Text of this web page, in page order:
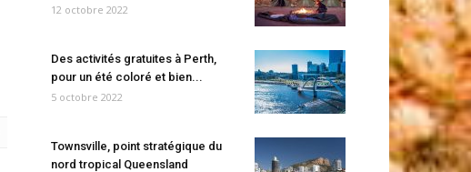
12 octobre 2022
Des activités gratuites à Perth,
pour un été coloré et bien...
5 octobre 2022
Townsville, point stratégique du
nord tropical Queensland